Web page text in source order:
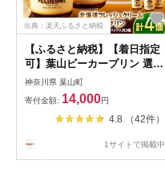
出典：楽天ふるさと納税
【ふるさと納税】【着日指定
可】葉山ビーカープリン 選べ
る4個セット カスタードプリ
ン／北海道フレッシュクリー
ムプリン(各180g) スイーツ
デザート プリン 贅沢 カスタ
セット マーロウ 手作り 食べ
神奈川県 葉山町
寄付金額: 14,000円
4.8 （42件）
1サイトで掲載中